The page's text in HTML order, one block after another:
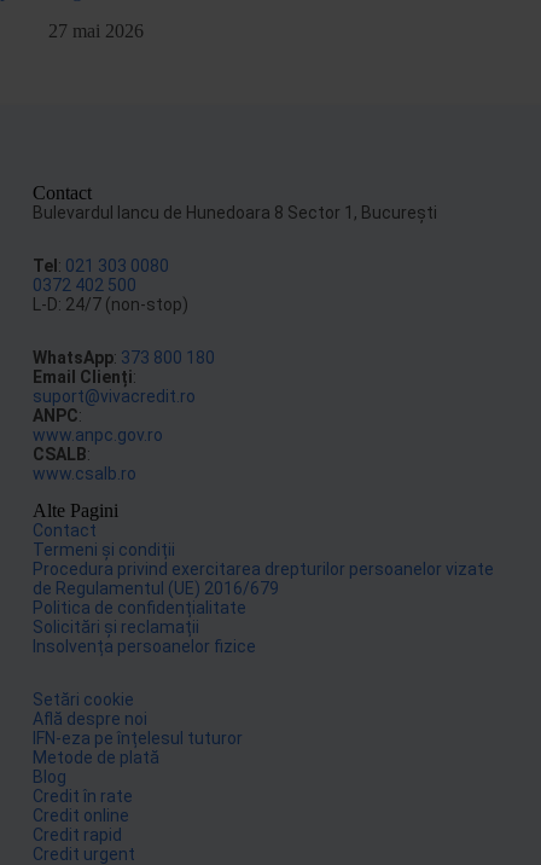
27 mai 2026
Contact
Bulevardul Iancu de Hunedoara 8 Sector 1, Bucureşti
Tel: 021 303 0080
0372 402 500
L-D: 24/7 (non-stop)
WhatsApp: 373 800 180
Email Clienți:
suport@vivacredit.ro
ANPC:
www.anpc.gov.ro
CSALB:
www.csalb.ro
Alte Pagini
Contact
Termeni și condiții
Procedura privind exercitarea drepturilor persoanelor vizate
de Regulamentul (UE) 2016/679
Politica de confidențialitate
Solicitări și reclamații
Insolvența persoanelor fizice
Setări cookie
Află despre noi
IFN-eza pe înțelesul tuturor
Metode de plată
Blog
Credit în rate
Credit online
Credit rapid
Credit urgent